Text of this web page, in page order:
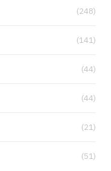
(248)
(141)
(44)
(44)
(21)
(51)